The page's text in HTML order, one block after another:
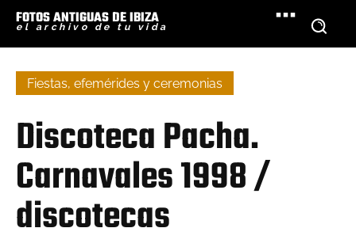
FOTOS ANTIGUAS DE IBIZA
el archivo de tu vida
Fiestas, efemérides y ceremonias
Discoteca Pacha.
Carnavales 1998 /
discotecas